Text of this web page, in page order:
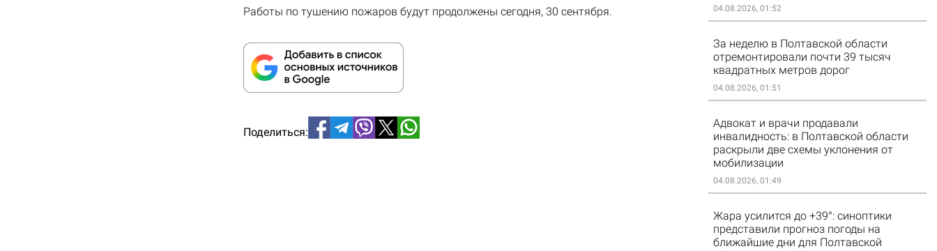
Работы по тушению пожаров будут продолжены сегодня, 30 сентября.
Поделиться:
04.08.2026, 01:52
За неделю в Полтавской области
отремонтировали почти 39 тысяч
квадратных метров дорог
04.08.2026, 01:51
Адвокат и врачи продавали
инвалидность: в Полтавской области
раскрыли две схемы уклонения от
мобилизации
04.08.2026, 01:49
Жара усилится до +39°: синоптики
представили прогноз погоды на
ближайшие дни для Полтавской